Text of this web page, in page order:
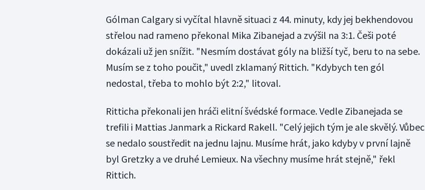
Gólman Calgary si vyčítal hlavně situaci z 44. minuty, kdy jej bekhendovou
střelou nad rameno překonal Mika Zibanejad a zvýšil na 3:1. Češi poté
dokázali už jen snížit. "Nesmím dostávat góly na bližší tyč, beru to na sebe.
Musím se z toho poučit," uvedl zklamaný Rittich. "Kdybych ten gól
nedostal, třeba to mohlo být 2:2," litoval.
Ritticha překonali jen hráči elitní švédské formace. Vedle Zibanejada se
trefili i Mattias Janmark a Rickard Rakell. "Celý jejich tým je ale skvělý. Vůbec
se nedalo soustředit na jednu lajnu. Musíme hrát, jako kdyby v první lajně
byl Gretzky a ve druhé Lemieux. Na všechny musíme hrát stejně," řekl
Rittich.